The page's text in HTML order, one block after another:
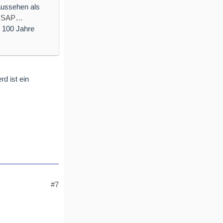
als
Jahre
ist ein
#7